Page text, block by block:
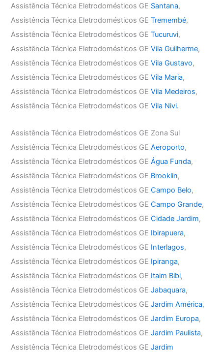
Assistência Técnica Eletrodomésticos GE Santana,
Assistência Técnica Eletrodomésticos GETremembé,
Assistência Técnica Eletrodomésticos GETucuruvi,
Assistência Técnica Eletrodomésticos GEVila Guilherme,
Assistência Técnica Eletrodomésticos GEVila Gustavo,
Assistência Técnica Eletrodomésticos GEVila Maria,
Assistência Técnica Eletrodomésticos GEVila Medeiros,
Assistência Técnica Eletrodomésticos GEVila Nivi.
Assistência Técnica Eletrodomésticos GE Zona Sul
Assistência Técnica Eletrodomésticos GEAeroporto,
Assistência Técnica Eletrodomésticos GEÁgua Funda,
Assistência Técnica Eletrodomésticos GE Brooklin,
Assistência Técnica Eletrodomésticos GECampo Belo,
Assistência Técnica Eletrodomésticos GECampo Grande,
Assistência Técnica Eletrodomésticos GECidade Jardim,
Assistência Técnica Eletrodomésticos GE Ibirapuera,
Assistência Técnica Eletrodomésticos GE Interlagos,
Assistência Técnica Eletrodomésticos GE Ipiranga,
Assistência Técnica Eletrodomésticos GE Itaim Bibi,
Assistência Técnica Eletrodomésticos GEJabaquara,
Assistência Técnica Eletrodomésticos GEJardim América,
Assistência Técnica Eletrodomésticos GEJardim Europa,
Assistência Técnica Eletrodomésticos GEJardim Paulista,
Assistência Técnica Eletrodomésticos GEJardim